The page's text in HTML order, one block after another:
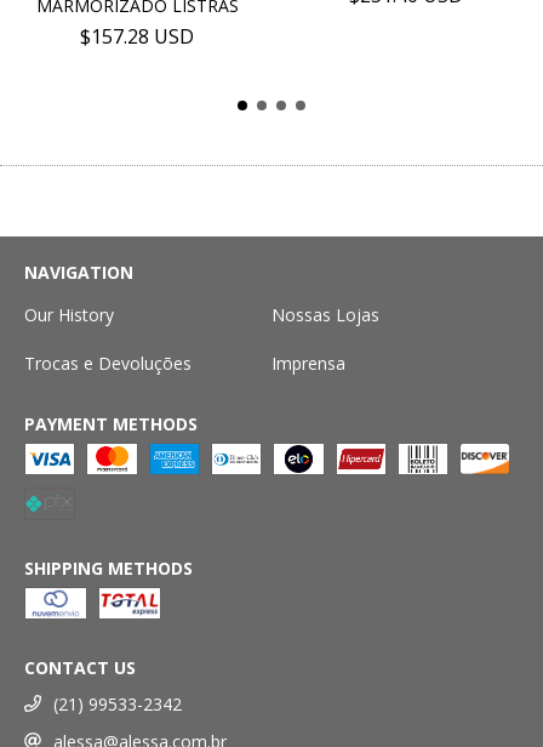
MARMORIZADO LISTRAS
$157.28 USD
NAVIGATION
Our History
Nossas Lojas
Trocas e Devoluções Imprensa
PAYMENT METHODS
SHIPPING METHODS
CONTACT US
(21) 99533-2342
alessa@alessa.com.br